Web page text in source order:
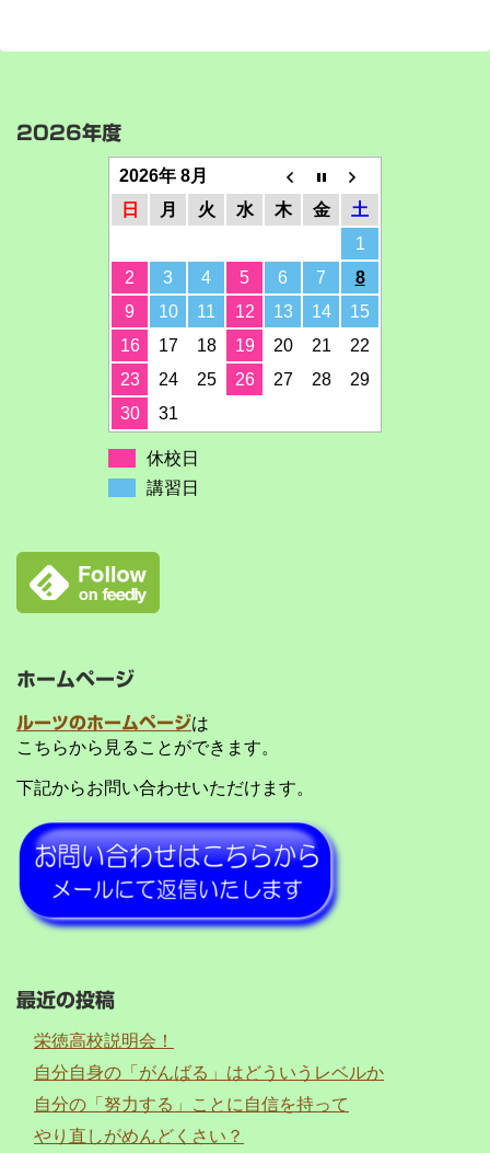
2026年度
2026年 8月
日
月 火 水 木 金
土
1
2
3 4 5 6 7
8
9
10 11 12 13 14
15
16
17 18 19 20 21
22
23
24 25 26 27 28
29
30
31
休校日
講習日
ホームページ
ルーツのホームページは
こちらから見ることができます。
下記からお問い合わせいただけます。
最近の投稿
栄徳高校説明会！
自分自身の「がんばる」はどういうレベルか
自分の「努力する」ことに自信を持って
やり直しがめんどくさい？